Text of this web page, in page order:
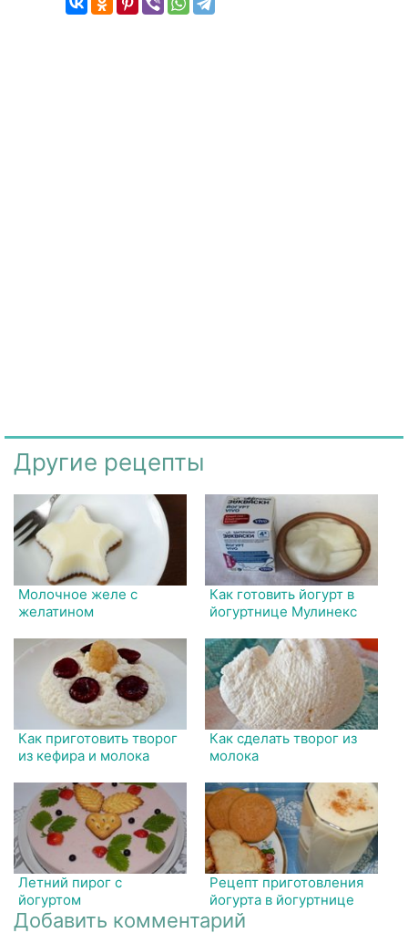
Другие рецепты
Молочное желе с
желатином
Как готовить йогурт в
йогуртнице Мулинекс
Как приготовить творог
из кефира и молока
Как сделать творог из
молока
Летний пирог с
йогуртом
Рецепт приготовления
йогурта в йогуртнице
Добавить комментарий